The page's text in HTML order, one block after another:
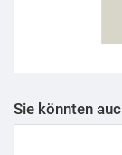
Sie könnten